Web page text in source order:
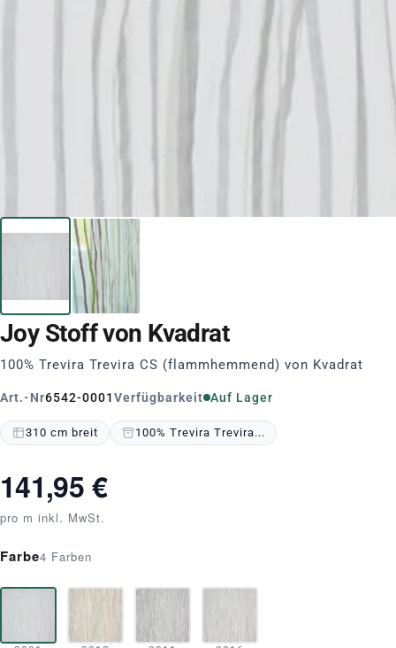
Joy Stoff von Kvadrat
100% Trevira Trevira CS (flammhemmend) von Kvadrat
Art.-Nr6542-0001Verfügbarkeit Auf Lager
310 cm breit 100% Trevira Trevira...
141,95 €
pro m inkl. MwSt.
Farbe4 Farben